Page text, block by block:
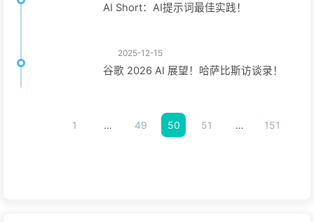
AI Short：AI提示词最佳实践！
2025-12-15
谷歌 2026 AI 展望！哈萨比斯访谈录！
1 … 49 50 51 … 151